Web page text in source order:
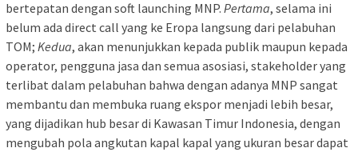
bertepatan dengan soft launching MNP. Pertama, selama ini
belum ada direct call yang ke Eropa langsung dari pelabuhan
TOM; Kedua, akan menunjukkan kepada publik maupun kepada
operator, pengguna jasa dan semua asosiasi, stakeholder yang
terlibat dalam pelabuhan bahwa dengan adanya MNP sangat
membantu dan membuka ruang ekspor menjadi lebih besar,
yang dijadikan hub besar di Kawasan Timur Indonesia, dengan
mengubah pola angkutan kapal kapal yang ukuran besar dapat